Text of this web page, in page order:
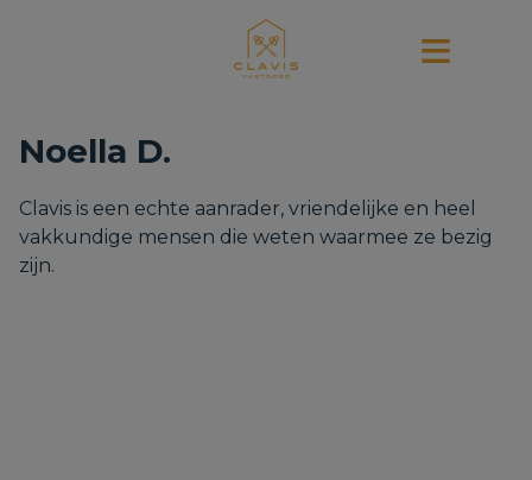
Noella D.
Clavis is een echte aanrader, vriendelijke en heel
vakkundige mensen die weten waarmee ze bezig
zijn.